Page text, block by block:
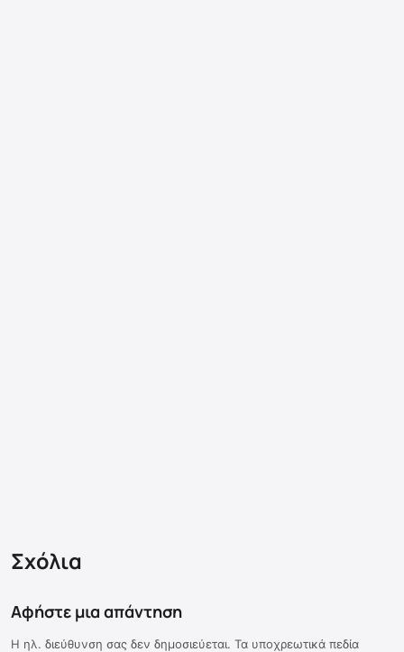
Σχόλια
Αφήστε μια απάντηση
Η ηλ. διεύθυνση σας δεν δημοσιεύεται. Τα υποχρεωτικά πεδία